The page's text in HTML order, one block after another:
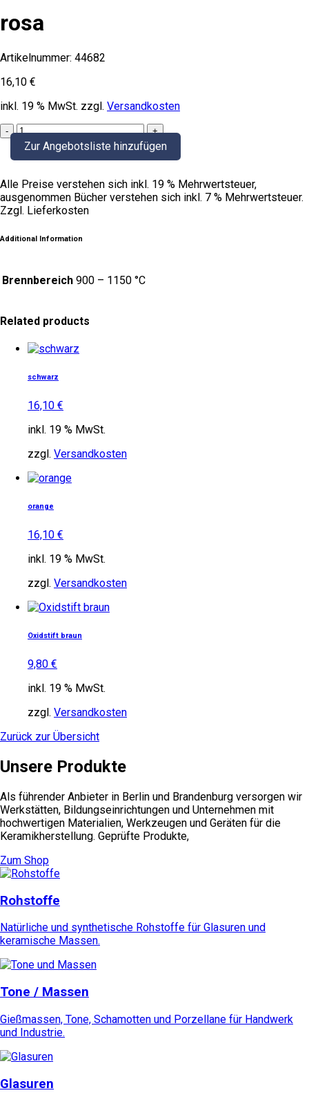
rosa
Artikelnummer: 44682
16,10 €
inkl. 19 % MwSt. zzgl. Versandkosten
rosa
quantityZur Angebotsliste hinzufügen
Alle Preise verstehen sich inkl. 19 % Mehrwertsteuer,
ausgenommen Bücher verstehen sich inkl. 7 % Mehrwertsteuer.
Zzgl. Lieferkosten
Additional Information
Brennbereich 900 – 1150 °C
Related products
schwarz
16,10 €
inkl. 19 % MwSt.
zzgl. Versandkosten
orange
16,10 €
inkl. 19 % MwSt.
zzgl. Versandkosten
Oxidstift braun
9,80 €
inkl. 19 % MwSt.
zzgl. Versandkosten
Zurück zur Übersicht
Unsere Produkte
Als führender Anbieter in Berlin und Brandenburg versorgen wir
Werkstätten, Bildungseinrichtungen und Unternehmen mit
hochwertigen Materialien, Werkzeugen und Geräten für die
Keramikherstellung. Geprüfte Produkte,
Zum Shop
Rohstoffe
Natürliche und synthetische Rohstoffe für Glasuren und
keramische Massen.
Tone / Massen
Gießmassen, Tone, Schamotten und Porzellane für Handwerk
und Industrie.
Glasuren